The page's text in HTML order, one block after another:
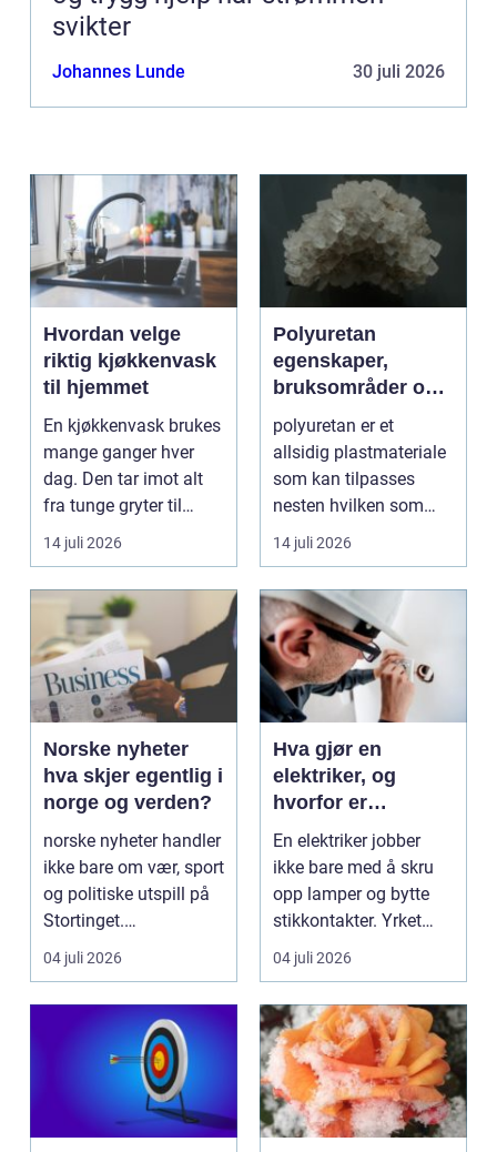
svikter
Johannes Lunde 30 juli 2026
Hvordan velge
riktig kjøkkenvask
til hjemmet
En kjøkkenvask brukes
mange ganger hver
dag. Den tar imot alt
fra tunge gryter til
skarpe kniver og ...
14 juli 2026
Polyuretan
egenskaper,
bruksområder og
fordeler i
industrien
polyuretan er et
allsidig plastmateriale
som kan tilpasses
nesten hvilken som
helst oppgave. Fra
myk...
14 juli 2026
Norske nyheter
hva skjer egentlig i
norge og verden?
norske nyheter handler
ikke bare om vær, sport
og politiske utspill på
Stortinget.
Nyhetsbildet form...
04 juli 2026
Hva gjør en
elektriker, og
hvorfor er
fagkunnskap så
viktig?
En elektriker jobber
ikke bare med å skru
opp lamper og bytte
stikkontakter. Yrket
handler om sikker...
04 juli 2026